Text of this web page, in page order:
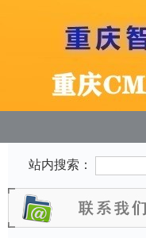
站内搜索：